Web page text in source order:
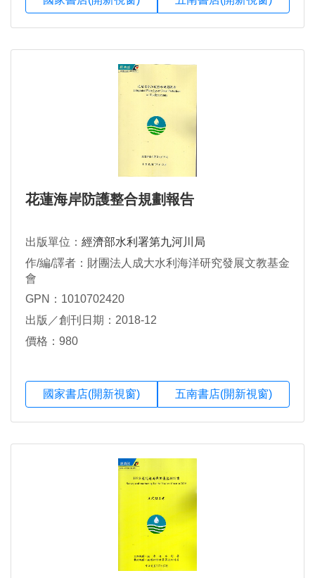
花蓮海岸防護整合規劃報告
出版單位： 經濟部水利署第九河川局
作/編/譯者：財團法人成大水利海洋研究發展文教基金
會
GPN：1010702420
出版／創刊日期：2018-12
價格：980
國家書店(開新視窗) 五南書店(開新視窗)